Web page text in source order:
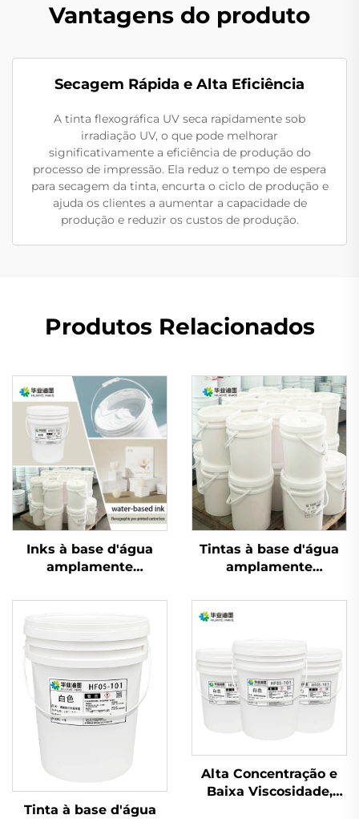
Vantagens do produto
Secagem Rápida e Alta Eficiência
A tinta flexográfica UV seca rapidamente sob
irradiação UV, o que pode melhorar
significativamente a eficiência de produção do
processo de impressão. Ela reduz o tempo de espera
para secagem da tinta, encurta o ciclo de produção e
ajuda os clientes a aumentar a capacidade de
produção e reduzir os custos de produção.
Produtos Relacionados
Inks à base d'água
amplamente
revestidos leves e
Tintas à base d'água
amplamente
papéis couché leves
quanto pesados
Tinta à base d'água
Alta Concentração e
Baixa Viscosidade,